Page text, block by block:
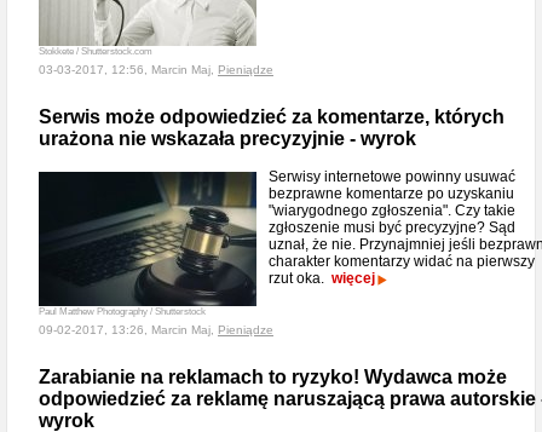
Stokkete / Shutterstock.com
03-03-2017, 12:56, Marcin Maj, Pieniądze
Serwis może odpowiedzieć za komentarze, których
urażona nie wskazała precyzyjnie - wyrok
Paul Matthew Photography / Shutterstock
Serwisy internetowe powinny usuwać
bezprawne komentarze po uzyskaniu
"wiarygodnego zgłoszenia". Czy takie
zgłoszenie musi być precyzyjne? Sąd
uznał, że nie. Przynajmniej jeśli
charakter komentarzy widać na pierwszy
rzut oka. więcej
09-02-2017, 13:26, Marcin Maj, Pieniądze
Zarabianie na reklamach to ryzyko! Wydawca może
odpowiedzieć za reklamę naruszającą prawa autorskie
wyrok